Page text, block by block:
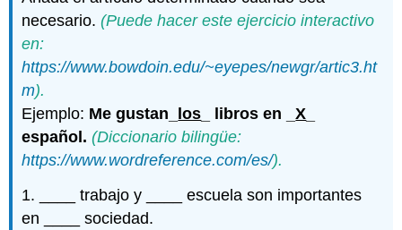
necesario.(Puede hacer este ejercicio interactivo
en:
https://www.bowdoin.edu/~eyepes/newgr/artic3.ht
m).
Ejemplo: Me gustan_ los _ libros en _X
español. (Diccionario bilingüe:
https://www.wordreference.com/es/).
1. ____ trabajo y ____ escuela son importantes
en ____ sociedad.